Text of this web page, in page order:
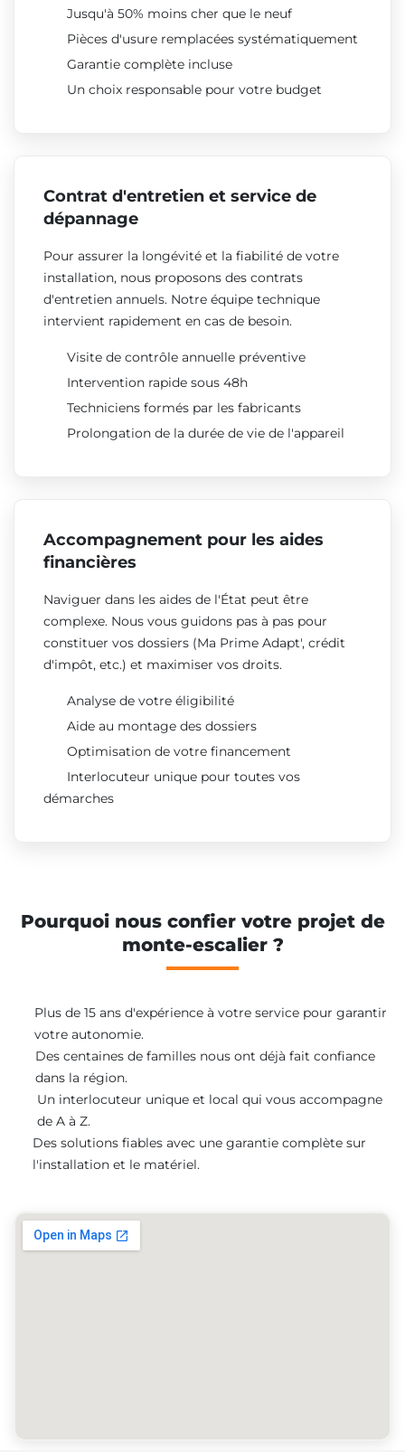
Jusqu'à 50% moins cher que le neuf
Pièces d'usure remplacées systématiquement
Garantie complète incluse
Un choix responsable pour votre budget
Contrat d'entretien et service de
dépannage
Pour assurer la longévité et la fiabilité de votre
installation, nous proposons des contrats
d'entretien annuels. Notre équipe technique
intervient rapidement en cas de besoin.
Visite de contrôle annuelle préventive
Intervention rapide sous 48h
Techniciens formés par les fabricants
Prolongation de la durée de vie de l'appareil
Accompagnement pour les aides
financières
Naviguer dans les aides de l'État peut être
complexe. Nous vous guidons pas à pas pour
constituer vos dossiers (Ma Prime Adapt', crédit
d'impôt, etc.) et maximiser vos droits.
Analyse de votre éligibilité
Aide au montage des dossiers
Optimisation de votre financement
Interlocuteur unique pour toutes vos
démarches
Pourquoi nous confier votre projet de
monte-escalier ?
Plus de 15 ans d'expérience à votre service pour garantir
votre autonomie.
Des centaines de familles nous ont déjà fait confiance
dans la région.
Un interlocuteur unique et local qui vous accompagne
de A à Z.
Des solutions fiables avec une garantie complète sur
l'installation et le matériel.